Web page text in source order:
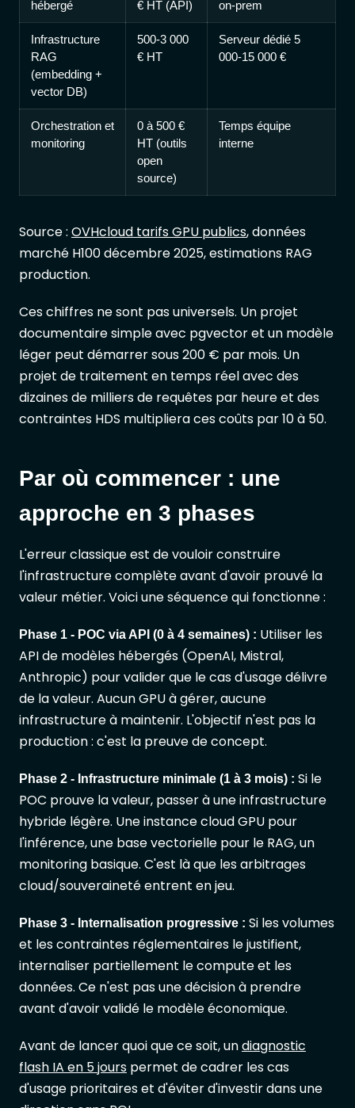
hébergé € HT (API) on-prem
Infrastructure
RAG
(embedding +
vector DB)
500-3 000
€ HT
Serveur dédié 5
000-15 000 €
Orchestration et
monitoring
0 à 500 €
HT (outils
open
source)
Temps équipe
interne
Source : OVHcloud tarifs GPU publics, données
marché H100 décembre 2025, estimations RAG
production.
Ces chiffres ne sont pas universels. Un projet
documentaire simple avec pgvector et un modèle
léger peut démarrer sous 200 € par mois. Un
projet de traitement en temps réel avec des
dizaines de milliers de requêtes par heure et des
contraintes HDS multipliera ces coûts par 10 à 50.
Par où commencer : une
approche en 3 phases
L'erreur classique est de vouloir construire
l'infrastructure complète avant d'avoir prouvé la
valeur métier. Voici une séquence qui fonctionne :
Phase 1 - POC via API (0 à 4 semaines) : Utiliser les
API de modèles hébergés (OpenAI, Mistral,
Anthropic) pour valider que le cas d'usage délivre
de la valeur. Aucun GPU à gérer, aucune
infrastructure à maintenir. L'objectif n'est pas la
production : c'est la preuve de concept.
Phase 2 - Infrastructure minimale (1 à 3 mois) : Si le
POC prouve la valeur, passer à une infrastructure
hybride légère. Une instance cloud GPU pour
l'inférence, une base vectorielle pour le RAG, un
monitoring basique. C'est là que les arbitrages
cloud/souveraineté entrent en jeu.
Phase 3 - Internalisation progressive : Si les volumes
et les contraintes réglementaires le justifient,
internaliser partiellement le compute et les
données. Ce n'est pas une décision à prendre
avant d'avoir validé le modèle économique.
Avant de lancer quoi que ce soit, undiagnostic
flash IA en 5 jours permet de cadrer les cas
d'usage prioritaires et d'éviter d'investir dans une